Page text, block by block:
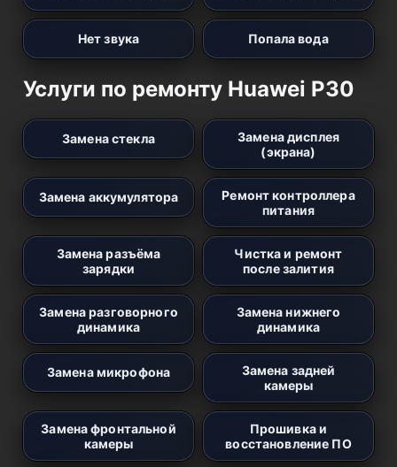
Нет звука Попала вода
Услуги по ремонту Huawei P30
Замена стекла
Замена дисплея
(экрана)
Замена аккумулятора
Ремонт контроллера
питания
Замена разъёма
зарядки
Чистка и ремонт
после залития
Замена разговорного
динамика
Замена нижнего
динамика
Замена микрофона
Замена задней
камеры
Замена фронтальной
камеры
Прошивка и
восстановление ПО